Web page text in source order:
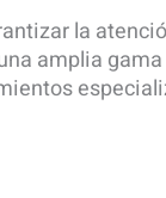
la
amplia